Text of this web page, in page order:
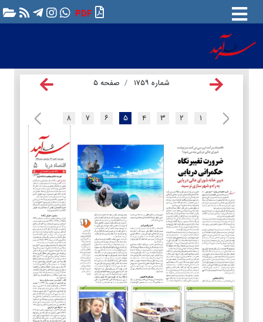
PDF
شماره ۱۷۵۹ صفحه ۵
۱ ۲ ۳ ۴ ۵ ۶ ۷ ۸